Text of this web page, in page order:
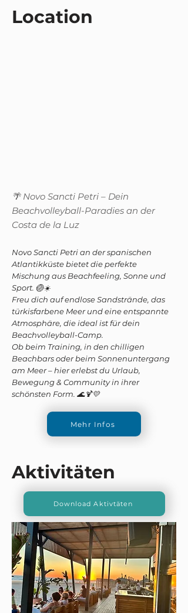
Location
🌴 Novo Sancti Petri – Dein
Beachvolleyball-Paradies an der
Costa de la Luz
Novo Sancti Petri an der spanischen
Atlantikküste bietet die perfekte
Mischung aus Beachfeeling, Sonne und
Sport. 🏐☀️
Freu dich auf endlose Sandstrände, das
türkisfarbene Meer und eine entspannte
Atmosphäre, die ideal ist für dein
Beachvolleyball-Camp.
Ob beim Training, in den chilligen
Beachbars oder beim Sonnenuntergang
am Meer – hier erlebst du Urlaub,
Bewegung & Community in ihrer
schönsten Form. 🌊🍹💛
Mehr Infos
Aktivitäten
Download Aktivtäten